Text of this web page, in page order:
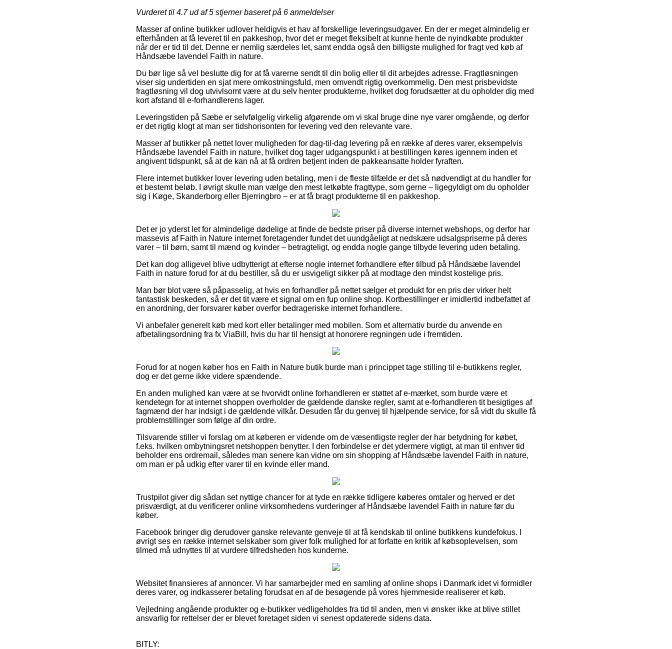
Vurderet til 4.7ud af 5 stjerner baseret på 6 anmeldelser
Masser af online butikker udlover heldigvis et hav af forskellige leveringsudgaver. En der er meget almindelig er
efterhånden at få leveret til en pakkeshop, hvor det er meget fleksibelt at kunne hente de nyindkøbte produkter
når der er tid til det. Denne er nemlig særdeles let, samt endda også den billigste mulighed for fragt ved køb af
Håndsæbe lavendel Faith in nature.
Du bør lige så vel beslutte dig for at få varerne sendt til din bolig eller til dit arbejdes adresse. Fragtløsningen
viser sig undertiden en sjat mere omkostningsfuld, men omvendt rigtig overkommelig. Den mest prisbevidste
fragtløsning vil dog utvivlsomt være at du selv henter produkterne, hvilket dog forudsætter at du opholder dig med
kort afstand til e-forhandlerens lager.
Leveringstiden på Sæbe er selvfølgelig virkelig afgørende om vi skal bruge dine nye varer omgående, og derfor
er det rigtig klogt at man ser tidshorisonten for levering ved den relevante vare.
Masser af butikker på nettet lover muligheden for dag-til-dag levering på en række af deres varer, eksempelvis
Håndsæbe lavendel Faith in nature, hvilket dog tager udgangspunkt i at bestillingen køres igennem inden et
angivent tidspunkt, så at de kan nå at få ordren betjent inden de pakkeansatte holder fyraften.
Flere internet butikker lover levering uden betaling, men i de fleste tilfælde er det så nødvendigt at du handler for
et bestemt beløb. I øvrigt skulle man vælge den mest letkøbte fragttype, som gerne – ligegyldigt om du opholder
sig i Køge, Skanderborg eller Bjerringbro – er at få bragt produkterne til en pakkeshop.
Det er jo yderst let for almindelige dødelige at finde de bedste priser på diverse internet webshops, og derfor har
massevis af Faith in Nature internet foretagender fundet det uundgåeligt at nedskære udsalgspriserne på deres
varer – til børn, samt til mænd og kvinder – betragteligt, og endda nogle gange tilbyde levering uden betaling.
Det kan dog alligevel blive udbytterigt at efterse nogle internet forhandlere efter tilbud på Håndsæbe lavendel
Faith in nature forud for at du bestiller, så du er usvigeligt sikker på at modtage den mindst kostelige pris.
Man bør blot være så påpasselig, at hvis en forhandler på nettet sælger et produkt for en pris der virker helt
fantastisk beskeden, så er det tit være et signal om en fup online shop. Kortbestillinger er imidlertid indbefattet af
en anordning, der forsvarer køber overfor bedrageriske internet forhandlere.
Vi anbefaler generelt køb med kort eller betalinger med mobilen. Som et alternativ burde du anvende en
afbetalingsordning fra fx ViaBill, hvis du har til hensigt at honorere regningen ude i fremtiden.
Forud for at nogen køber hos en Faith in Nature butik burde man i princippet tage stilling til e-butikkens regler,
dog er det gerne ikke videre spændende.
En anden mulighed kan være at se hvorvidt online forhandleren er støttet af e-mærket, som burde være et
kendetegn for at internet shoppen overholder de gældende danske regler, samt at e-forhandleren tit besigtiges af
fagmænd der har indsigt i de gældende vilkår. Desuden får du genvej til hjælpende service, for så vidt du skulle få
problemstillinger som følge af din ordre.
Tilsvarende stiller vi forslag om at køberen er vidende om de væsentligste regler der har betydning for købet,
f.eks. hvilken ombytningsret netshoppen benytter. I den forbindelse er det ydermere vigtigt, at man til enhver tid
beholder ens ordremail, således man senere kan vidne om sin shopping af Håndsæbe lavendel Faith in nature,
om man er på udkig efter varer til en kvinde eller mand.
Trustpilot giver dig sådan set nyttige chancer for at tyde en række tidligere køberes omtaler og herved er det
prisværdigt, at du verificerer online virksomhedens vurderinger af Håndsæbe lavendel Faith in nature før du
køber.
Facebook bringer dig derudover ganske relevante genveje til at få kendskab til online butikkens kundefokus. I
øvrigt ses en række internet selskaber som giver folk mulighed for at forfatte en kritik af købsoplevelsen, som
tilmed må udnyttes til at vurdere tilfredsheden hos kunderne.
Websitet finansieres af annoncer. Vi har samarbejder med en samling af online shops i Danmark idet vi formidler
deres varer, og indkasserer betaling forudsat en af de besøgende på vores hjemmeside realiserer et køb.
Vejledning angående produkter og e-butikker vedligeholdes fra tid til anden, men vi ønsker ikke at blive stillet
ansvarlig for rettelser der er blevet foretaget siden vi senest opdaterede sidens data.
BITLY: